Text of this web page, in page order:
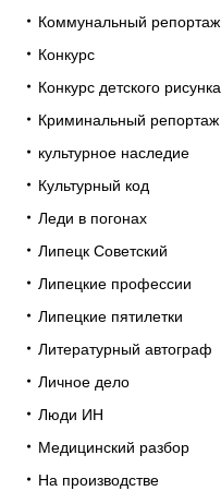
Коммунальный репортаж
Конкурс
Конкурс детского рисунка
Криминальный репортаж
культурное наследие
Культурный код
Леди в погонах
Липецк Советский
Липецкие профессии
Липецкие пятилетки
Литературный автограф
Личное дело
Люди ИН
Медицинский разбор
На производстве